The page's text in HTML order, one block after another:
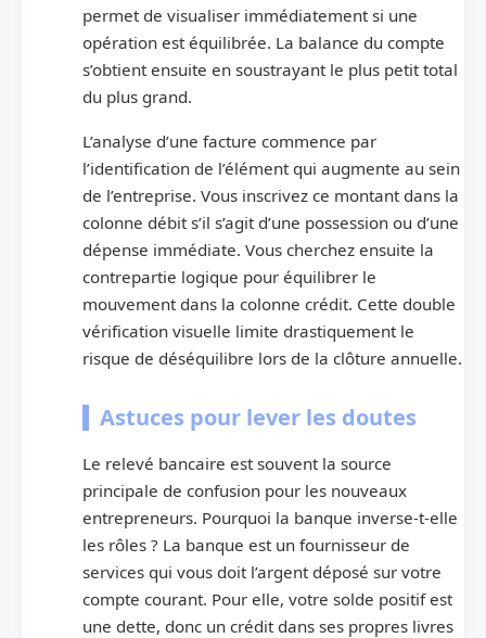
permet de visualiser immédiatement si une
opération est équilibrée. La balance du compte
s’obtient ensuite en soustrayant le plus petit total
du plus grand.
L’analyse d’une facture commence par
l’identification de l’élément qui augmente au sein
de l’entreprise. Vous inscrivez ce montant dans la
colonne débit s’il s’agit d’une possession ou d’une
dépense immédiate. Vous cherchez ensuite la
contrepartie logique pour équilibrer le
mouvement dans la colonne crédit. Cette double
vérification visuelle limite drastiquement le
risque de déséquilibre lors de la clôture annuelle.
Astuces pour lever les doutes
Le relevé bancaire est souvent la source
principale de confusion pour les nouveaux
entrepreneurs. Pourquoi la banque inverse-t-elle
les rôles ? La banque est un fournisseur de
services qui vous doit l’argent déposé sur votre
compte courant. Pour elle, votre solde positif est
une dette, donc un crédit dans ses propres livres